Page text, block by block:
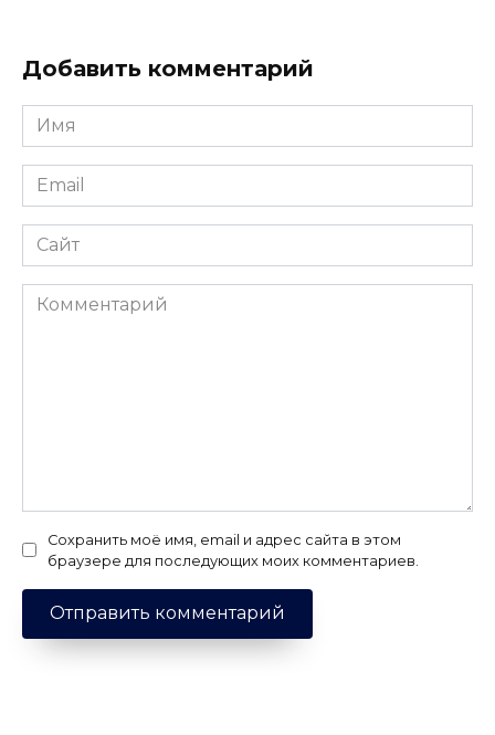
Добавить комментарий
Имя
*
Email
*
Сайт
Комментарий
Сохранить моё имя, email и адрес сайта в этом
браузере для последующих моих комментариев.